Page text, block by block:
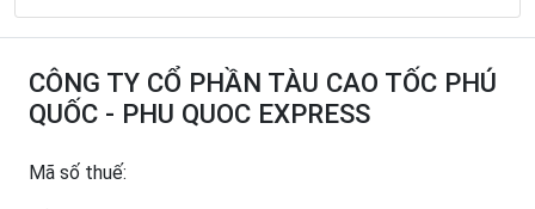
CÔNG TY CỔ PHẦN TÀU CAO TỐC PHÚ
QUỐC - PHU QUOC EXPRESS
Mã số thuế: